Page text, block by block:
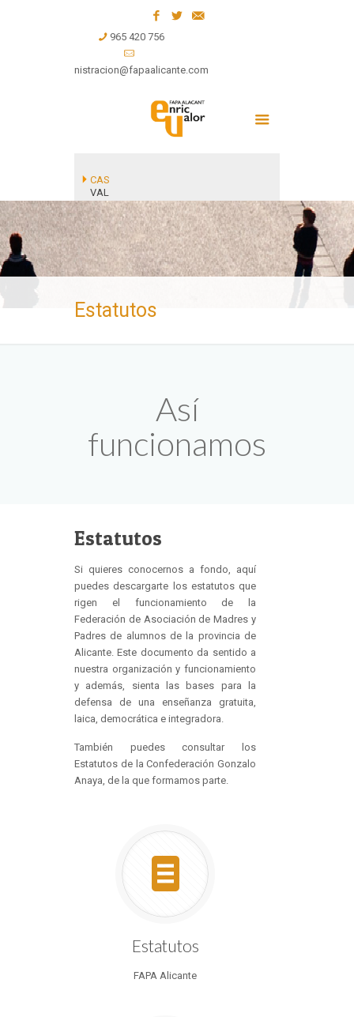
965 420 756
administracion@fapaalicante.com
CAS
VAL
Estatutos
Así
funcionamos
Estatutos
Si quieres conocernos a fondo, aquí
puedes descargarte los estatutos que
rigen el funcionamiento de la
Federación de Asociación de Madres y
Padres de alumnos de la provincia de
Alicante. Este documento da sentido a
nuestra organización y funcionamiento
y además, sienta las bases para la
defensa de una enseñanza gratuita,
laica, democrática e integradora.
También puedes consultar los
Estatutos de la Confederación Gonzalo
Anaya, de la que formamos parte.
Estatutos
FAPA Alicante